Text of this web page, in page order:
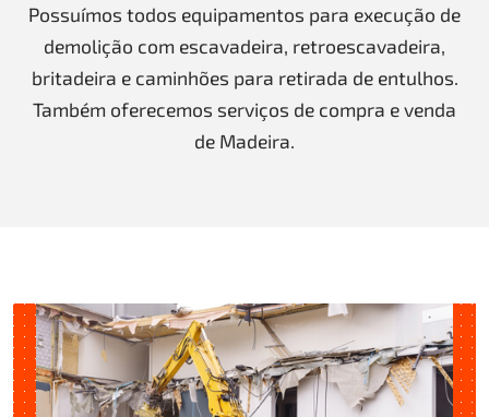
Possuímos todos equipamentos para execução de
demolição com escavadeira, retroescavadeira,
britadeira e caminhões para retirada de entulhos.
Também oferecemos serviços de compra e venda
de Madeira.